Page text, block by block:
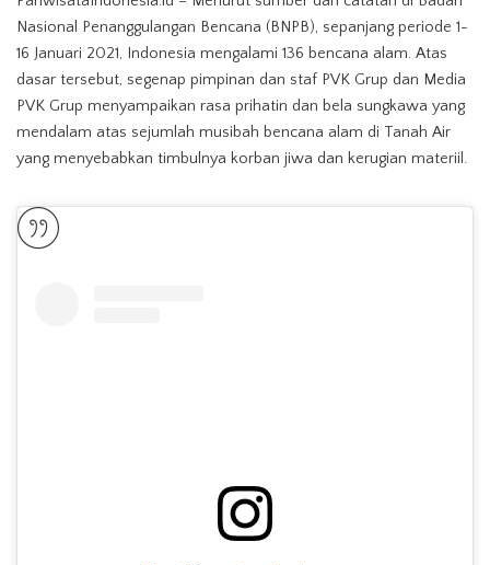
Nasional Penanggulangan Bencana (BNPB), sepanjang periode 1-
16 Januari 2021, Indonesia mengalami 136 bencana alam. Atas
dasar tersebut, segenap pimpinan dan staf PVK Grup dan Media
PVK Grup menyampaikan rasa prihatin dan bela sungkawa yang
mendalam atas sejumlah musibah bencana alam di Tanah Air
yang menyebabkan timbulnya korban jiwa dan kerugian materiil.